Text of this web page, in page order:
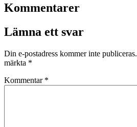
Kommentarer
Lämna ett svar
Din e-postadress kommer inte publiceras.
märkta *
Kommentar *